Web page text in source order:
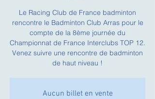
Le Racing Club de France badminton
rencontre le Badminton Club Arras pour le
compte de la 8ème journée du
Championnat de France Interclubs TOP 12.
Venez suivre une rencontre de badminton
de haut niveau !
Aucun billet en vente